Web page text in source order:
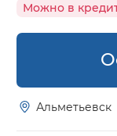
Можно в
Альметьевск